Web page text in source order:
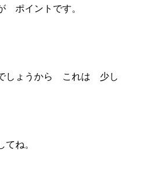
ポイントです。
しょうから これは 少し
ね。